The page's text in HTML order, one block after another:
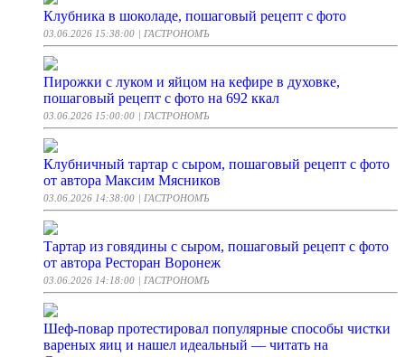
Клубника в шоколаде, пошаговый рецепт с фото
03.06.2026 15:38:00 | ГАСТРОНОМЪ
Пирожки с луком и яйцом на кефире в духовке,
пошаговый рецепт с фото на 692 ккал
03.06.2026 15:00:00 | ГАСТРОНОМЪ
Клубничный тартар с сыром, пошаговый рецепт с фото
от автора Максим Мясников
03.06.2026 14:38:00 | ГАСТРОНОМЪ
Тартар из говядины с сыром, пошаговый рецепт с фото
от автора Ресторан Воронеж
03.06.2026 14:18:00 | ГАСТРОНОМЪ
Шеф-повар протестировал популярные способы чистки
вареных яиц и нашел идеальный — читать на